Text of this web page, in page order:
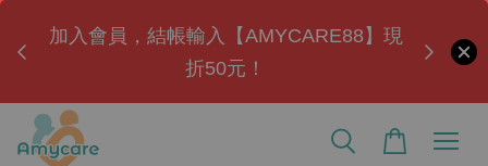
加入會員，結帳輸入【AMYCARE88】現
折50元！
全